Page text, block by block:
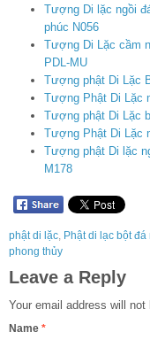
Tượng Di lặc ngồi
phúc N056
Tượng Di Lặc cầm
PDL-MU
Tượng phật Di Lặc
Tượng Phật Di Lặc
Tượng phật Di Lặc
Tượng Phật Di Lặc
Tượng phật Di lặc
M178
phật di lặc Phật di lạc bột đá
phong thủy
Leave a Reply
Your email address will not
Name *